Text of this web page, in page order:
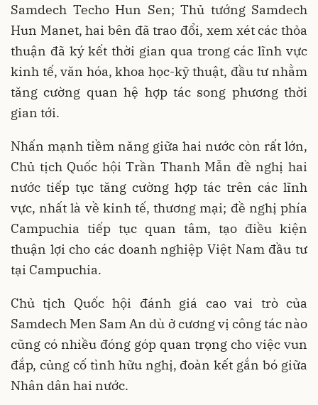
Samdech Techo Hun Sen; Thủ tướng Samdech
Hun Manet, hai bên đã trao đổi, xem xét các thỏa
thuận đã ký kết thời gian qua trong các lĩnh vực
kinh tế, văn hóa, khoa học-kỹ thuật, đầu tư nhằm
tăng cường quan hệ hợp tác song phương thời
gian tới.
Nhấn mạnh tiềm năng giữa hai nước còn rất lớn,
Chủ tịch Quốc hội Trần Thanh Mẫn đề nghị hai
nước tiếp tục tăng cường hợp tác trên các lĩnh
vực, nhất là về kinh tế, thương mại; đề nghị phía
Campuchia tiếp tục quan tâm, tạo điều kiện
thuận lợi cho các doanh nghiệp Việt Nam đầu tư
tại Campuchia.
Chủ tịch Quốc hội đánh giá cao vai trò của
Samdech Men Sam An dù ở cương vị công tác nào
cũng có nhiều đóng góp quan trọng cho việc vun
đắp, củng cố tình hữu nghị, đoàn kết gắn bó giữa
Nhân dân hai nước.